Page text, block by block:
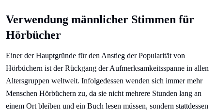
Verwendung männlicher Stimmen für
Hörbücher
Einer der Hauptgründe für den Anstieg der Popularität von
Hörbüchern ist der Rückgang der Aufmerksamkeitsspanne in allen
Altersgruppen weltweit. Infolgedessen wenden sich immer mehr
Menschen Hörbüchern zu, da sie nicht mehrere Stunden lang an
einem Ort bleiben und ein Buch lesen müssen, sondern stattdessen